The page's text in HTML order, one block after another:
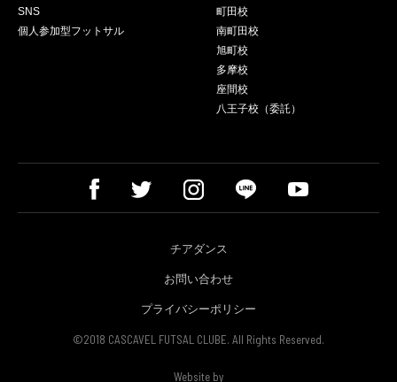
SNS
個人参加型フットサル
町田校
南町田校
旭町校
多摩校
座間校
八王子校（委託）
チアダンス
お問い合わせ
プライバシーポリシー
©2018 CASCAVEL FUTSAL CLUBE. All Rights Reserved.
Website by